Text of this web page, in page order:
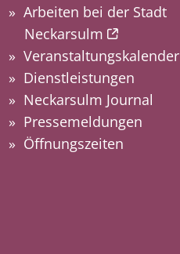
Arbeiten bei der Stadt
Neckarsulm
Veranstaltungskalender
Dienstleistungen
Neckarsulm Journal
Pressemeldungen
Öffnungszeiten